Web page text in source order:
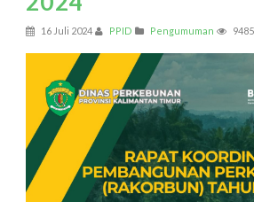
16 Juli 2024 PPID Pengumuman 9485